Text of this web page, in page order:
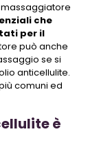
che
per il
può anche
se si
anticellulite.
comuni ed
è